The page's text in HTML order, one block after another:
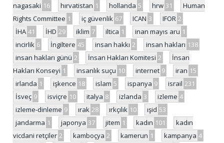
nagasaki 16 hırvatistan 1 hollanda 5 hrw 31
Human
Rights Committee 1 iç güvenlik 67 ICAN 3 IFOR 2
İHA 41 İHD 29 iklim 7 iltica 1 inan mayıs aru 1
incirlik 6 İngiltere 45 insan hakkı 2 insan hakları 138
insan hakları günü 2 İnsan Hakları Komitesi 2
İnsan
Hakları Konseyi 1 insanlık suçu 10 internet 9 iran 15
irlanda 1 işkence 18 islam 5 ispanya 9 israil 231
İsveç 9 isviçre 10 italya 8 izlanda 3 izleme 4
izleme-dinleme 9 ırak 28 ırkçılık 10 ışid 53
jandarma 1 japonya 37 jitem 1 kadın 101
kadın
vicdani retçiler 2 kamboçya 2 kamerun 1 kampanya 4